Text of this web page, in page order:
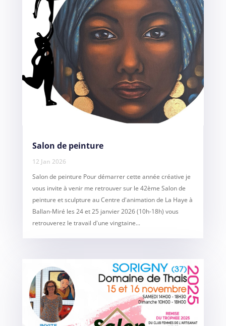
Salon de peinture
12 Jan 2026
Salon de peinture Pour démarrer cette année créative je
vous invite à venir me retrouver sur le 42ème Salon de
peinture et sculpture au Centre d'animation de La Haye à
Ballan-Miré les 24 et 25 janvier 2026 (10h-18h) vous
retrouverez le travail d'une vingtaine...